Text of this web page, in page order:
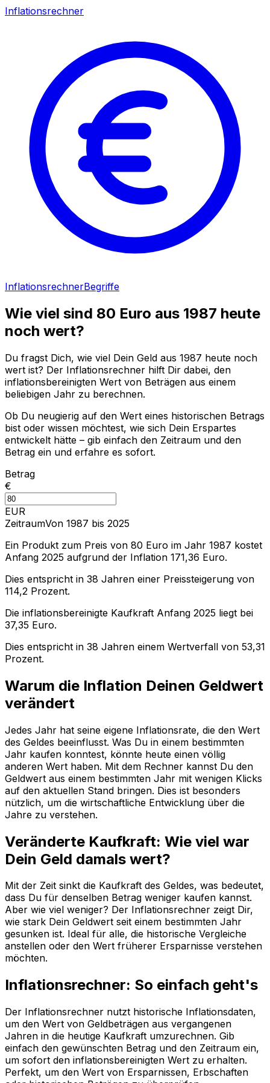
Inflationsrechner
InflationsrechnerBegriffe
Wie viel sind 80 Euro aus 1987 heute
noch wert?
Du fragst Dich, wie viel Dein Geld aus 1987 heute noch
wert ist? Der Inflationsrechner hilft Dir dabei, den
inflationsbereinigten Wert von Beträgen aus einem
beliebigen Jahr zu berechnen.
Ob Du neugierig auf den Wert eines historischen Betrags
bist oder wissen möchtest, wie sich Dein Erspartes
entwickelt hätte – gib einfach den Zeitraum und den
Betrag ein und erfahre es sofort.
Betrag
€
EUR
ZeitraumVon 1987 bis 2025
Ein Produkt zum Preis von 80 Euro im Jahr 1987 kostet
Anfang 2025 aufgrund der Inflation 171,36 Euro.
Dies entspricht in 38 Jahren einer Preissteigerung von
114,2 Prozent.
Die inflationsbereinigte Kaufkraft Anfang 2025 liegt bei
37,35 Euro.
Dies entspricht in 38 Jahren einem Wertverfall von 53,31
Prozent.
Warum die Inflation Deinen Geldwert
verändert
Jedes Jahr hat seine eigene Inflationsrate, die den Wert
des Geldes beeinflusst. Was Du in einem bestimmten
Jahr kaufen konntest, könnte heute einen völlig
anderen Wert haben. Mit dem Rechner kannst Du den
Geldwert aus einem bestimmten Jahr mit wenigen Klicks
auf den aktuellen Stand bringen. Dies ist besonders
nützlich, um die wirtschaftliche Entwicklung über die
Jahre zu verstehen.
Veränderte Kaufkraft: Wie viel war
Dein Geld damals wert?
Mit der Zeit sinkt die Kaufkraft des Geldes, was bedeutet,
dass Du für denselben Betrag weniger kaufen kannst.
Aber wie viel weniger? Der Inflationsrechner zeigt Dir,
wie stark Dein Geldwert seit einem bestimmten Jahr
gesunken ist. Ideal für alle, die historische Vergleiche
anstellen oder den Wert früherer Ersparnisse verstehen
möchten.
Inflationsrechner: So einfach geht's
Der Inflationsrechner nutzt historische Inflationsdaten,
um den Wert von Geldbeträgen aus vergangenen
Jahren in die heutige Kaufkraft umzurechnen. Gib
einfach den gewünschten Betrag und den Zeitraum ein,
um sofort den inflationsbereinigten Wert zu erhalten.
Perfekt, um den Wert von Ersparnissen, Erbschaften